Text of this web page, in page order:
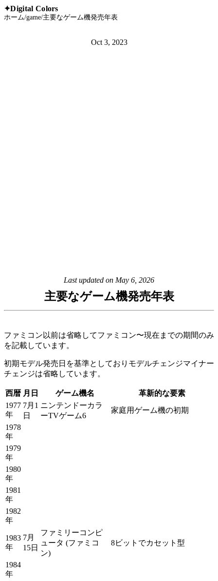
✦Digital Colors
ホーム/game/主要なゲーム機発売年表
Oct 3, 2023
Last updated on May 6, 2026
主要なゲーム機発売年表
ファミコン以前は省略してファミコン〜現在までの期間のみ
を記載しています。
初期モデル発売日を基準としておりモデルチェンジマイナー
チェンジは省略しています。
西暦 月日 ゲーム機名
革新的な要素
1977
年
7月1
日
ニンテンドーカラ
ーTVゲーム6
家庭用ゲーム機の初期
1978
年
1979
年
1980
年
1981
年
1982
年
1983
年
7月
15日
ファミリーコンピ
ュータ (ファミコ
ン)
8ビットでカセット型
1984
年